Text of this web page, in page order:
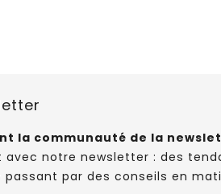
la communauté de la
avec notre newsletter : des
par des conseils en